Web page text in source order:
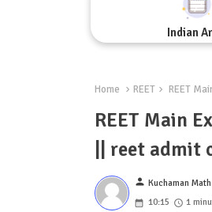
Indian
Home REET REET
REET Main
|| reet admit
person Kuchaman
10:15
1